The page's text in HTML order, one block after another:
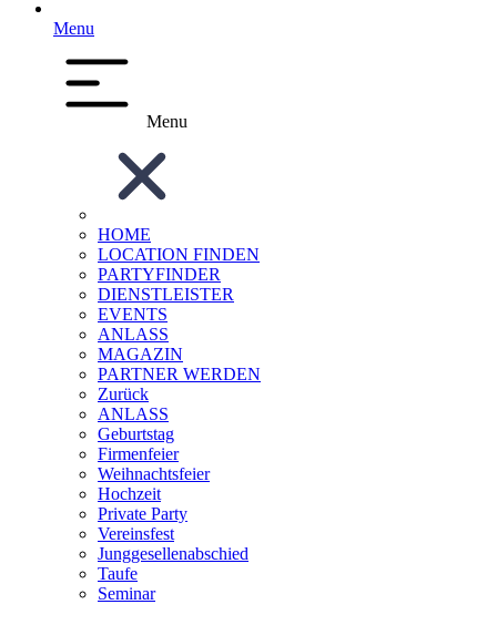
Menu
Menu
HOME
LOCATION FINDEN
PARTYFINDER
DIENSTLEISTER
EVENTS
ANLASS
MAGAZIN
PARTNER WERDEN
Zurück
ANLASS
Geburtstag
Firmenfeier
Weihnachtsfeier
Hochzeit
Private Party
Vereinsfest
Junggesellenabschied
Taufe
Seminar